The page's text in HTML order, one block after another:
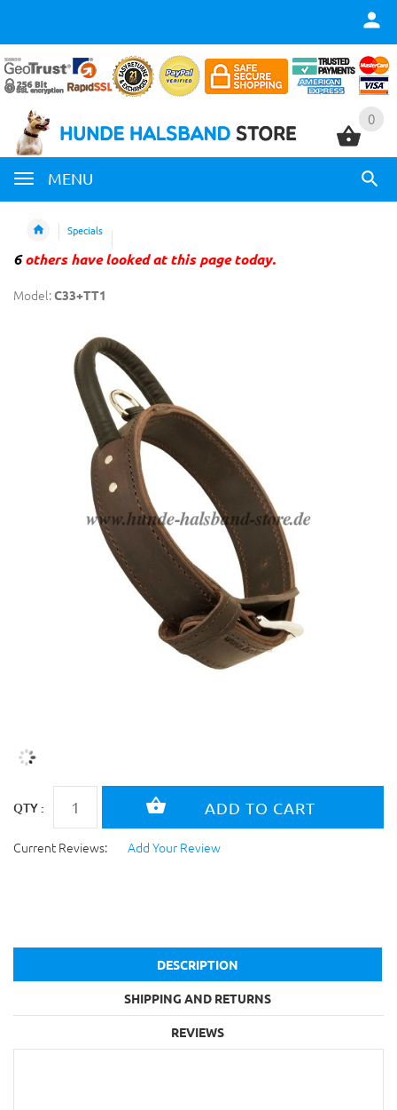
0
MENU
0
Specials
6others have looked at this page today.
Model:C33+TT1
QTY :
Current Reviews: Add Your Review
DESCRIPTION
SHIPPING AND RETURNS
REVIEWS